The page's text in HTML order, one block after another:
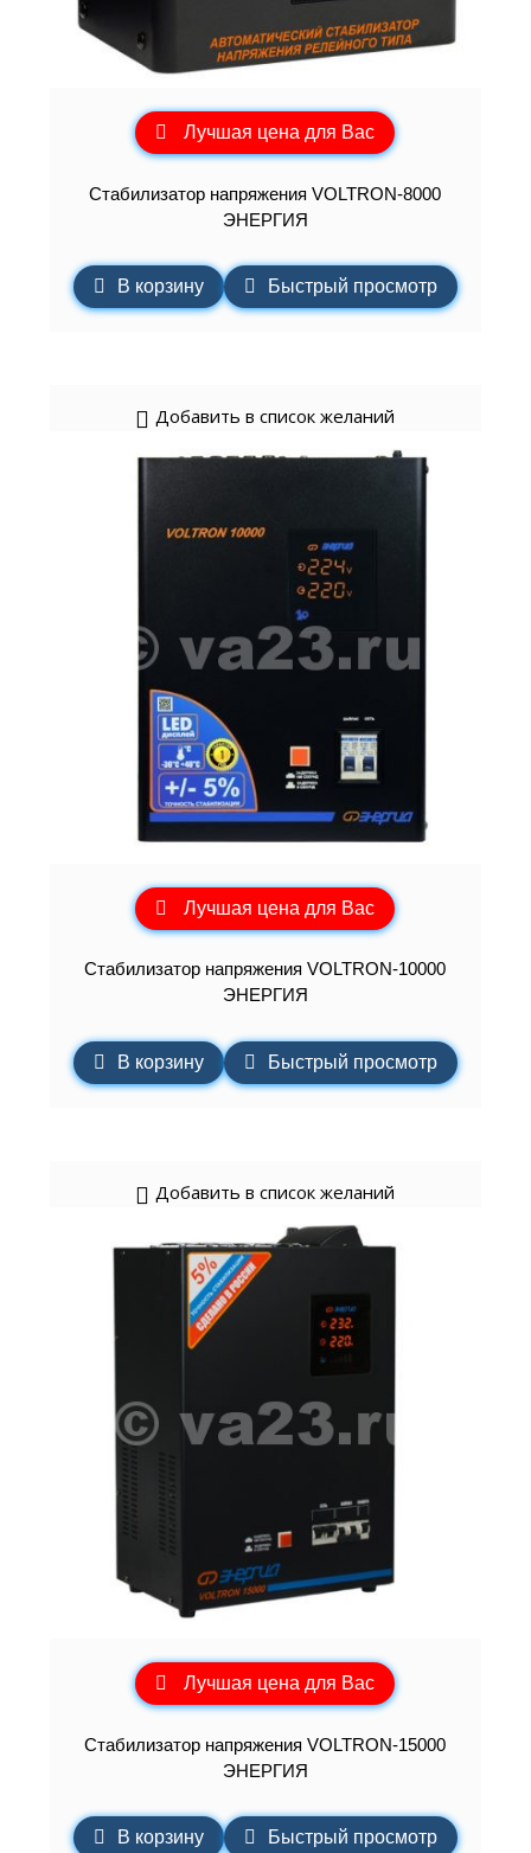
Лучшая цена для Вас
Cтабилизатор напряжения VOLTRON-8000
ЭНЕРГИЯ
В корзину Быстрый просмотр
Добавить в список желаний
Лучшая цена для Вас
Cтабилизатор напряжения VOLTRON-10000
ЭНЕРГИЯ
В корзину Быстрый просмотр
Добавить в список желаний
Лучшая цена для Вас
Cтабилизатор напряжения VOLTRON-15000
ЭНЕРГИЯ
В корзину Быстрый просмотр